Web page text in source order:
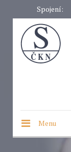
Spojení:
Menu